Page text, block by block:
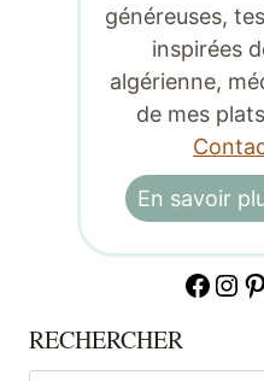
généreuses,
inspirées
algérienne,
de mes
En savoir
RECHERCHER